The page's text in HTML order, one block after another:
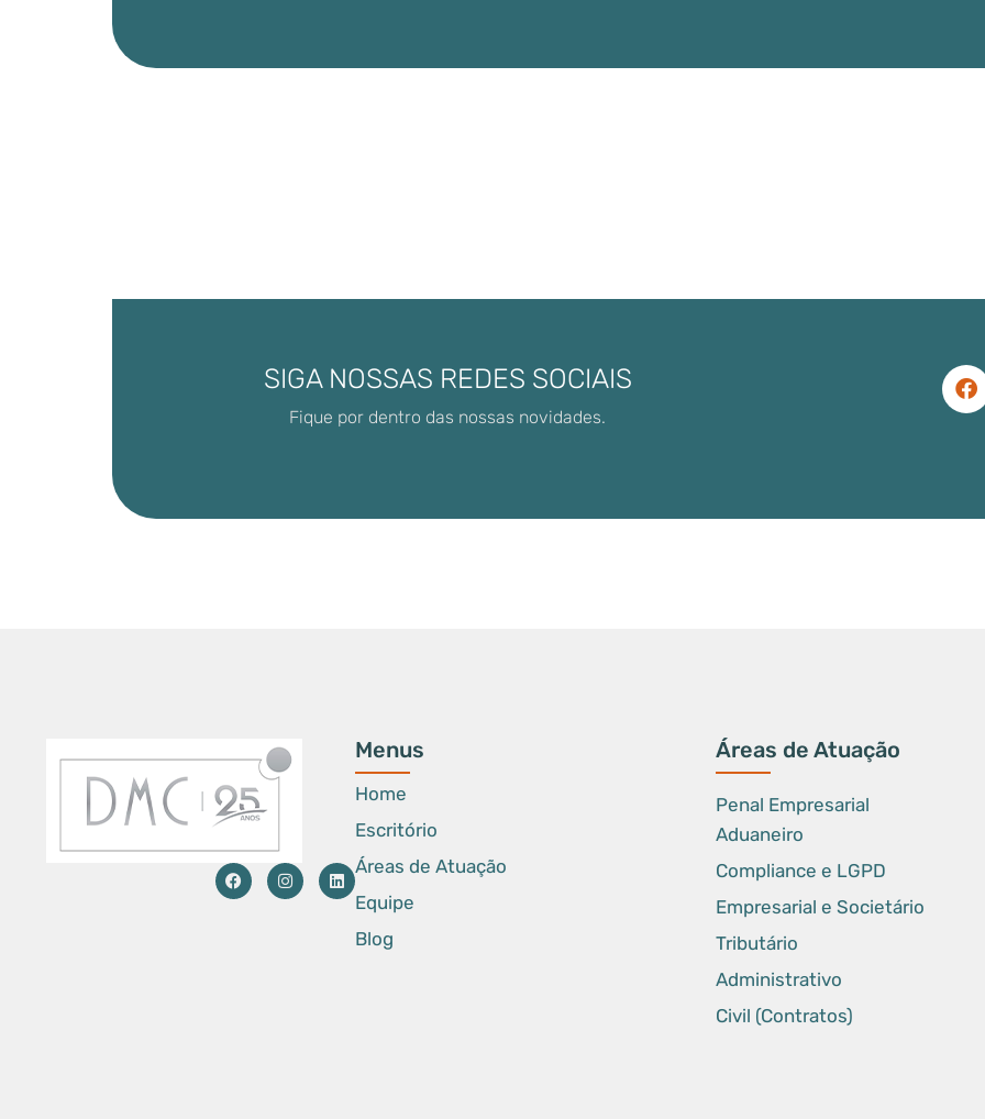
SIGA NOSSAS REDES SOCIAIS
Fique por dentro das nossas novidades.
Menus
Home
Escritório
Áreas de Atuação
Equipe
Blog
Áreas de Atuação
Penal Empresarial
Aduaneiro
Compliance e LGPD
Empresarial e Societário
Tributário
Administrativo
Civil (Contratos)